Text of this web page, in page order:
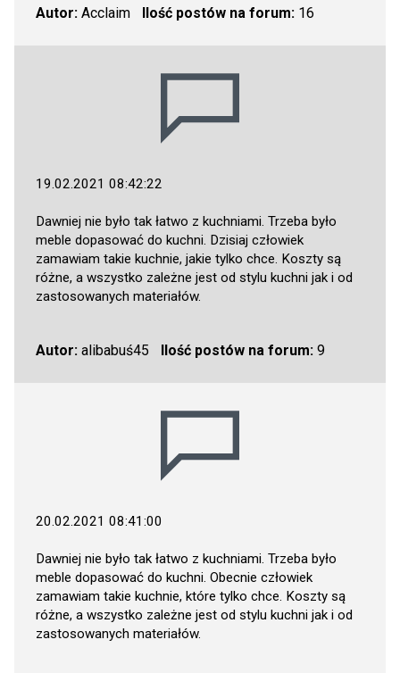
Autor: Acclaim Ilość postów na forum:16
19.02.2021 08:42:22
Dawniej nie było tak łatwo z kuchniami. Trzeba było
meble dopasować do kuchni. Dzisiaj człowiek
zamawiam takie kuchnie, jakie tylko chce. Koszty są
różne, a wszystko zależne jest od stylu kuchni jak i od
zastosowanych materiałów.
Autor: alibabuś45 Ilość postów na forum:9
20.02.2021 08:41:00
Dawniej nie było tak łatwo z kuchniami. Trzeba było
meble dopasować do kuchni. Obecnie człowiek
zamawiam takie kuchnie, które tylko chce. Koszty są
różne, a wszystko zależne jest od stylu kuchni jak i od
zastosowanych materiałów.